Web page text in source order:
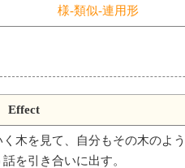
様-類似-連用形
Effect
木を見て、自分もその木のよ
を引き合いに出す。